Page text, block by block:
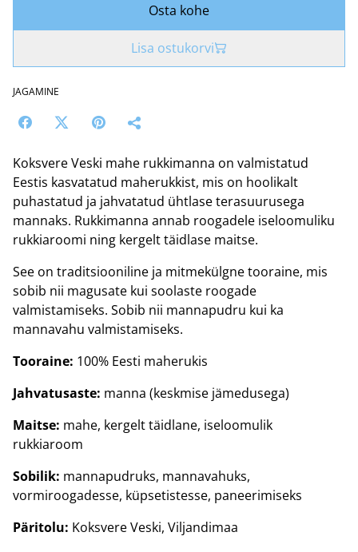
Osta kohe
Lisa ostukorvi
JAGAMINE
Koksvere Veski mahe rukkimanna on valmistatud
Eestis kasvatatud maherukkist, mis on hoolikalt
puhastatud ja jahvatatud ühtlase terasuurusega
mannaks. Rukkimanna annab roogadele iseloomuliku
rukkiaroomi ning kergelt täidlase maitse.
See on traditsiooniline ja mitmekülgne tooraine, mis
sobib nii magusate kui soolaste roogade
valmistamiseks. Sobib nii mannapudru kui ka
mannavahu valmistamiseks.
Tooraine: 100% Eesti maherukis
Jahvatusaste: manna (keskmise jämedusega)
Maitse: mahe, kergelt täidlane, iseloomulik
rukkiaroom
Sobilik: mannapudruks, mannavahuks,
vormiroogadesse, küpsetistesse, paneerimiseks
Päritolu: Koksvere Veski, Viljandimaa